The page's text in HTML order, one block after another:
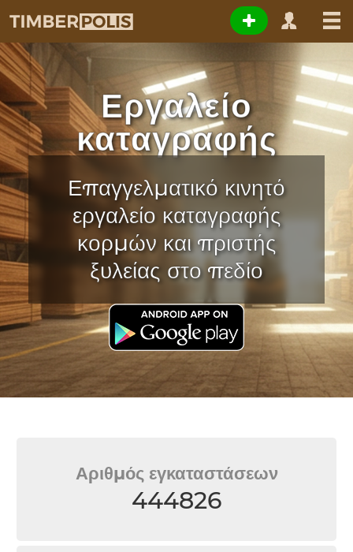
Εργαλείο
καταγραφής
Επαγγελματικό κινητό
εργαλείο καταγραφής
κορμών και πριστής
ξυλείας στο πεδίο
Αριθμός εγκαταστάσεων
444826